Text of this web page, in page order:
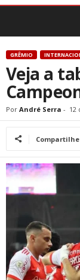
GRÊMIO
Veja a
Por André Serra - 12